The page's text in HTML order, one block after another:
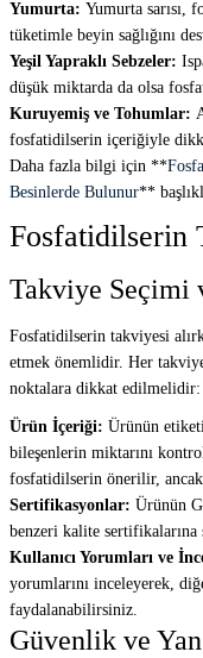
Yumurta: Yumurta sarısı,
tüketimle beyin sağlığını
Yeşil Yapraklı Sebzeler:
düşük miktarda da olsa
Kuruyemiş ve Tohumlar:
fosfatidilserin içeriğiyle
Daha fazla bilgi için **
Besinlerde Bulunur**
Fosfatidilserin
Takviye Seçimi
Fosfatidilserin takviyesi
etmek önemlidir. Her
noktalara dikkat edilmelidir:
Ürün İçeriği: Ürünün
bileşenlerin miktarını
fosfatidilserin önerilir,
Sertifikasyonlar: Ürünün
benzeri kalite sertifikalarına
Kullanıcı Yorumları ve
yorumlarını inceleyerek,
faydalanabilirsiniz.
Güvenlik ve